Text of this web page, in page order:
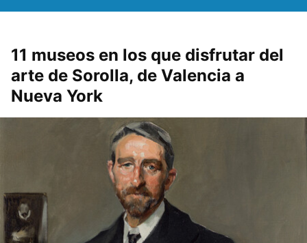
11 museos en los que disfrutar del
arte de Sorolla, de Valencia a
Nueva York